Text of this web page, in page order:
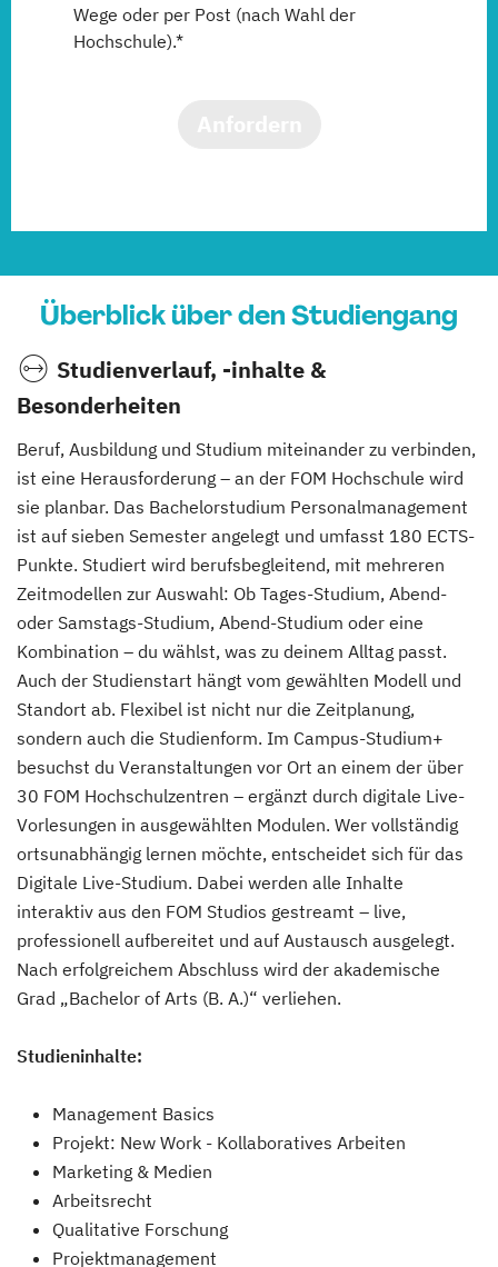
Wege oder per Post (nach Wahl der
Hochschule).*
Überblick über den Studiengang
Studienverlauf, -inhalte &
Besonderheiten
Beruf, Ausbildung und Studium miteinander zu verbinden,
ist eine Herausforderung – an der FOM Hochschule wird
sie planbar. Das Bachelorstudium Personalmanagement
ist auf sieben Semester angelegt und umfasst 180 ECTS-
Punkte. Studiert wird berufsbegleitend, mit mehreren
Zeitmodellen zur Auswahl: Ob Tages-Studium, Abend-
oder Samstags-Studium, Abend-Studium oder eine
Kombination – du wählst, was zu deinem Alltag passt.
Auch der Studienstart hängt vom gewählten Modell und
Standort ab. Flexibel ist nicht nur die Zeitplanung,
sondern auch die Studienform. Im Campus-Studium+
besuchst du Veranstaltungen vor Ort an einem der über
30 FOM Hochschulzentren – ergänzt durch digitale Live-
Vorlesungen in ausgewählten Modulen. Wer vollständig
ortsunabhängig lernen möchte, entscheidet sich für das
Digitale Live-Studium. Dabei werden alle Inhalte
interaktiv aus den FOM Studios gestreamt – live,
professionell aufbereitet und auf Austausch ausgelegt.
Nach erfolgreichem Abschluss wird der akademische
Grad „Bachelor of Arts (B. A.)“ verliehen.
Studieninhalte:
Management Basics
Projekt: New Work - Kollaboratives Arbeiten
Marketing & Medien
Arbeitsrecht
Qualitative Forschung
Projektmanagement